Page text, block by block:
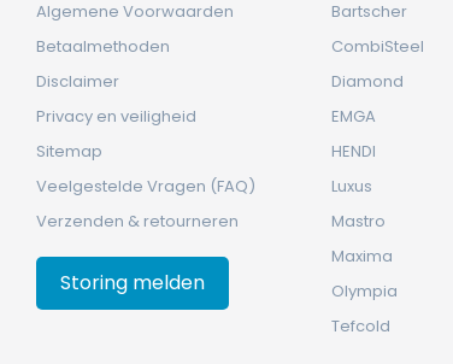
Algemene Voorwaarden
Betaalmethoden
Disclaimer
Privacy en veiligheid
Sitemap
Veelgestelde Vragen (FAQ)
Verzenden & retourneren
Storing melden
Bartscher
CombiSteel
Diamond
EMGA
HENDI
Luxus
Mastro
Maxima
Olympia
Tefcold